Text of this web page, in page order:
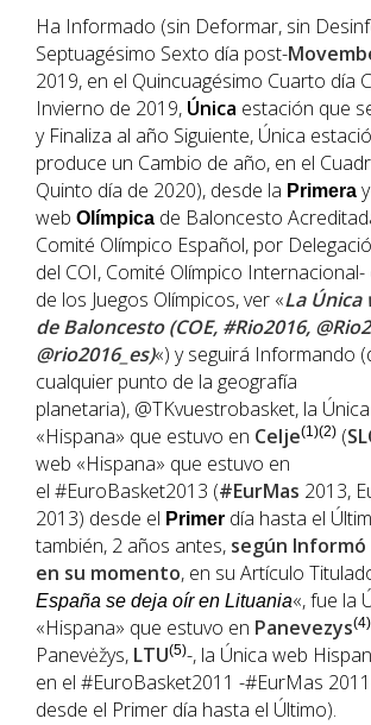
Ha Informado (sin Deformar, sin
Septuagésimo Sexto día post-
2019, en el Quincuagésimo Cuarto día
Invierno de 2019, Única estación que
y Finaliza al año Siguiente, Única
produce un Cambio de año, en el
Quinto día de 2020), desde la Primera
web Olímpica de Baloncesto
Comité Olímpico Español, por
del COI, Comité Olímpico
de los Juegos Olímpicos, ver «La Única
de Baloncesto (COE, #Rio2016,
@rio2016_es)«) y seguirá Informando
cualquier punto de la geografía
planetaria), @TKvuestrobasket, la
«Hispana» que estuvo en Celje(1)(2) (
web «Hispana» que estuvo en
el #EuroBasket2013 (#EurMas 2013,
2013) desde el Primer día hasta el
también, 2 años antes, según Informó
en su momento, en su Artículo
España se deja oír en Lituania«, fue la
«Hispana» que estuvo en Panevezys(4)
Panevėžys, LTU(5)-, la Única web
en el #EuroBasket2011 -#EurMas
desde el Primer día hasta el Último).